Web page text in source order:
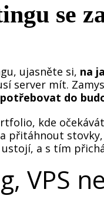
se
ujasněte si, na
server mít.
do
kde
přitáhnout
a s tím
VPS